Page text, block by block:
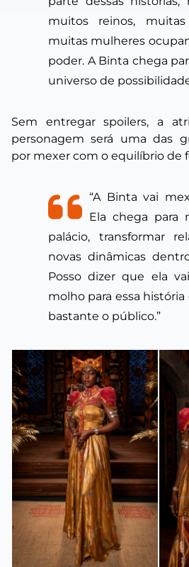
muitos reinos,
muitas mulheres
poder. A Binta chega
universo de
Sem entregar spoilers, a
personagem será uma das
por mexer com o equilíbrio de
“A Binta vai
Ela chega para
palácio, transformar
novas dinâmicas
Posso dizer que ela
molho para essa
bastante o público.”